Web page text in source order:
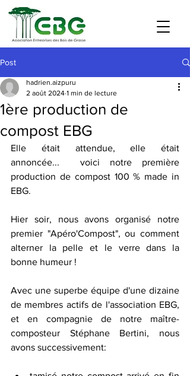
Post
1ère production de
compost EBG
hadrien.aizpuru
2 août 2024 1 min de lecture
Elle était attendue, elle était
annoncée...  voici notre première
production de compost 100 % made in
EBG.
Hier soir, nous avons organisé notre
premier "Apéro'Compost", ou comment
alterner la pelle et le verre dans la
bonne humeur !
Avec une superbe équipe d'une dizaine
de membres actifs de l'association EBG,
et en compagnie de notre maître-
composteur Stéphane Bertini, nous
avons successivement: